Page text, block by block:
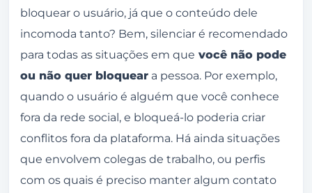
bloquear o usuário, já que o conteúdo dele
incomoda tanto? Bem, silenciar é recomendado
para todas as situações em que você não pode
ou não quer bloquear a pessoa. Por exemplo,
quando o usuário é alguém que você conhece
fora da rede social, e bloqueá-lo poderia criar
conflitos fora da plataforma. Há ainda situações
que envolvem colegas de trabalho, ou perfis
com os quais é preciso manter algum contato